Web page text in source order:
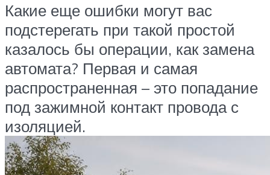
Какие еще ошибки могут вас
подстерегать при такой простой
казалось бы операции, как замена
автомата? Первая и самая
распространенная – это попадание
под зажимной контакт провода с
изоляцией.